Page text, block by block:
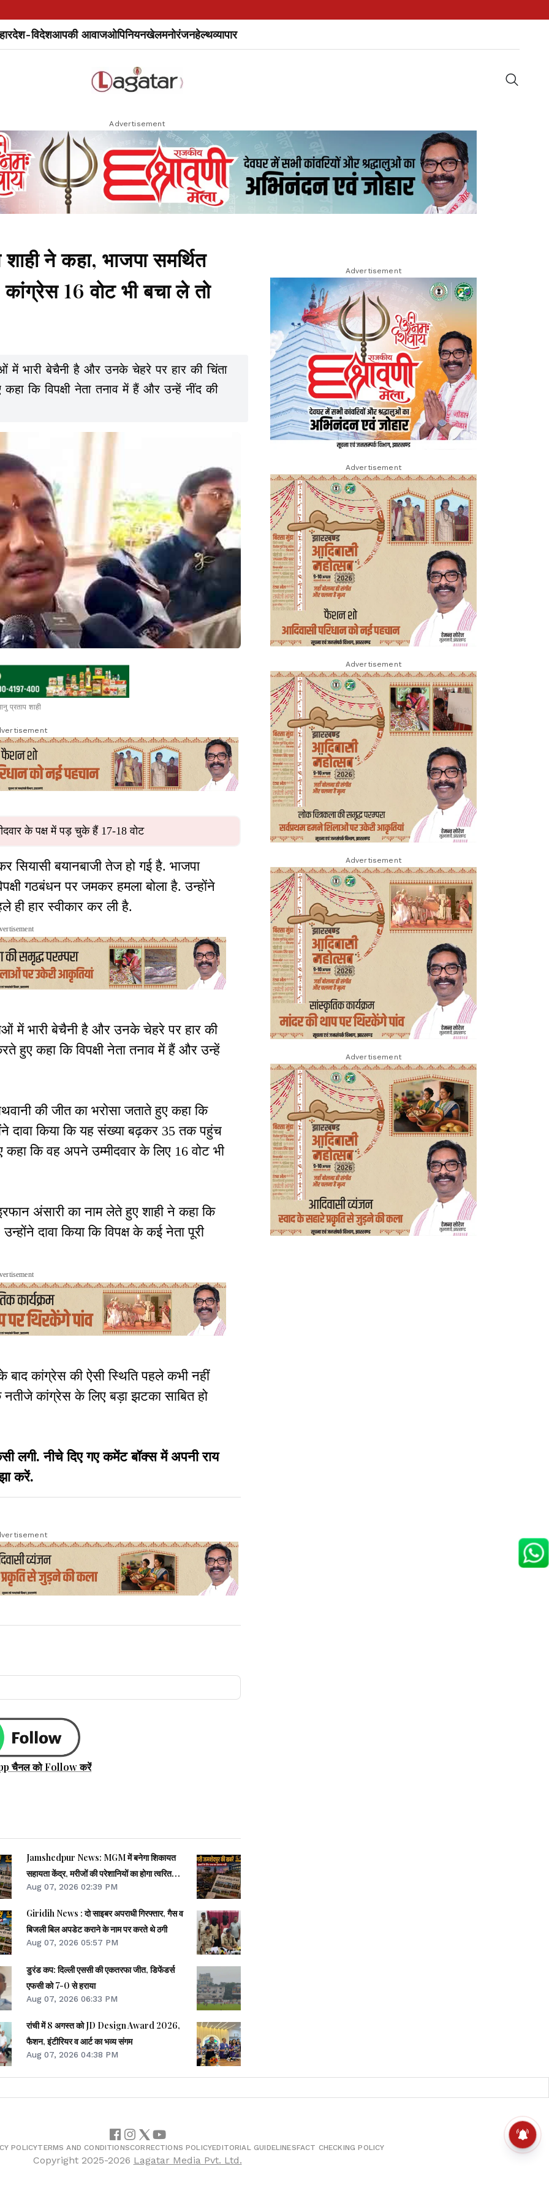
देश-विदेशआपकी आवाजओपिनियनखेलमनोरंजनहेल्थव्यापार
Advertisement
ने कहा, भाजपा समर्थित
16 वोट भी बचा ले तो
में भारी बेचैनी है और उनके चेहरे पर हार की चिंता
कि विपक्षी नेता तनाव में हैं और उन्हें नींद की
प्रताप शाही
के पक्ष में पड़ चुके हैं 17-18 वोट
सियासी बयानबाजी तेज हो गई है. भाजपा
गठबंधन पर जमकर हमला बोला है. उन्होंने
ही हार स्वीकार कर ली है.
में भारी बेचैनी है और उनके चेहरे पर हार की
हुए कहा कि विपक्षी नेता तनाव में हैं और उन्हें
की जीत का भरोसा जताते हुए कहा कि
दावा किया कि यह संख्या बढ़कर 35 तक पहुंच
कि वह अपने उम्मीदवार के लिए 16 वोट भी
अंसारी का नाम लेते हुए शाही ने कहा कि
दावा किया कि विपक्ष के कई नेता पूरी
कांग्रेस की ऐसी स्थिति पहले कभी नहीं
कांग्रेस के लिए बड़ा झटका साबित हो
नीचे दिए गए कमेंट बॉक्स में अपनी राय
करें.
चैनल को Follow करें
Jamshedpur News: MGM में बनेगा शिकायत
सहायता केंद्र, मरीजों की परेशानियों का होगा त्वरित
समाधान
Aug 07, 2026 02:39 PM
Giridih News : दो साइबर अपराधी गिरफ्तार, गैस व
बिजली बिल अपडेट कराने के नाम पर करते थे ठगी
Aug 07, 2026 05:57 PM
डुरंड कप: दिल्ली एससी की एकतरफा जीत, डिफेंडर्स
एफसी को 7-0 से हराया
Aug 07, 2026 06:33 PM
रांची में 8 अगस्त को JD Design Award 2026,
फैशन, इंटीरियर व आर्ट का भव्य संगम
Aug 07, 2026 04:38 PM
Advertisement
Advertisement
Advertisement
Advertisement
Advertisement
POLICYTERMS AND CONDITIONSCORRECTIONS POLICYEDITORIAL GUIDELINESFACT CHECKING POLICY
Copyright 2025-2026 Lagatar Media Pvt. Ltd.